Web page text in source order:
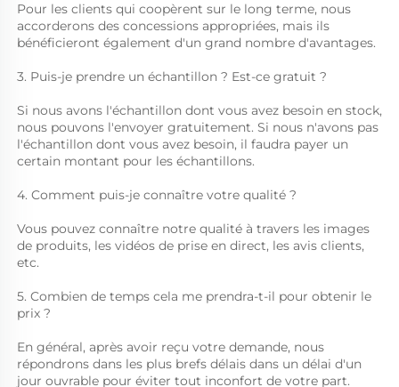
Pour les clients qui coopèrent sur le long terme, nous
accorderons des concessions appropriées, mais ils
bénéficieront également d'un grand nombre d'avantages.
3. Puis-je prendre un échantillon ? Est-ce gratuit ?
Si nous avons l'échantillon dont vous avez besoin en stock,
nous pouvons l'envoyer gratuitement. Si nous n'avons pas
l'échantillon dont vous avez besoin, il faudra payer un
certain montant pour les échantillons.
4. Comment puis-je connaître votre qualité ?
Vous pouvez connaître notre qualité à travers les images
de produits, les vidéos de prise en direct, les avis clients,
etc.
5. Combien de temps cela me prendra-t-il pour obtenir le
prix ?
En général, après avoir reçu votre demande, nous
répondrons dans les plus brefs délais dans un délai d'un
jour ouvrable pour éviter tout inconfort de votre part.